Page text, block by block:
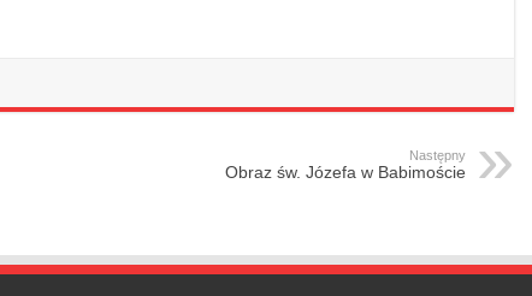
Następny
Obraz św. Józefa w Babimoście